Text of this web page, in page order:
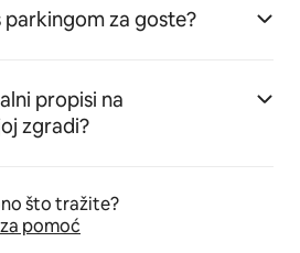
parkingom za goste?
propisi na
zgradi?
što tražite?
pomoć